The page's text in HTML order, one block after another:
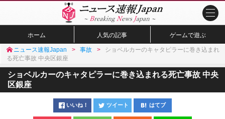
ホーム 人気の記事 ゲームで遊ぶ
ニュース速報Japan 事故
ショベルカーのキャタピラーに巻き込まれ
る死亡事故 中央区銀座
ショベルカーのキャタピラーに巻き込まれる死亡事故 中央
区銀座
いいね！ ツイート はてブ